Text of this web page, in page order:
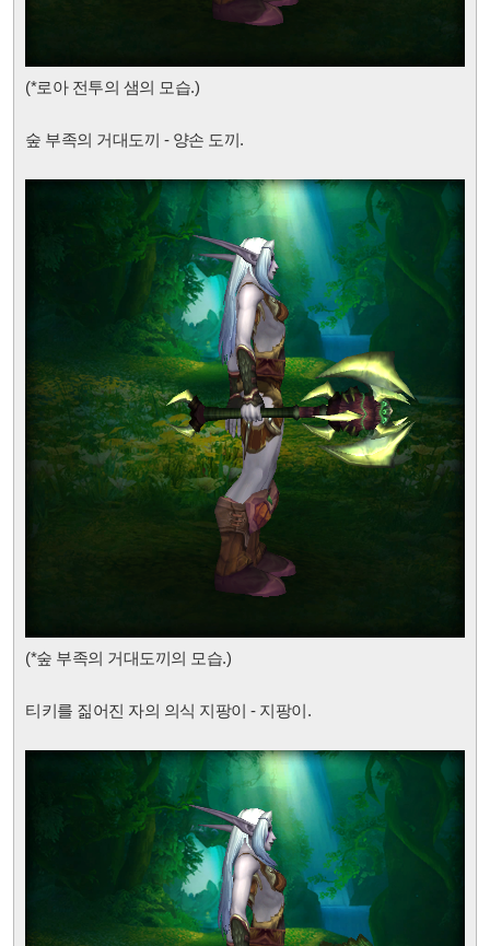
(*로아 전투의 샘의 모습.)
숲 부족의 거대도끼 - 양손 도끼.
(*숲 부족의 거대도끼의 모습.)
티키를 짊어진 자의 의식 지팡이 - 지팡이.